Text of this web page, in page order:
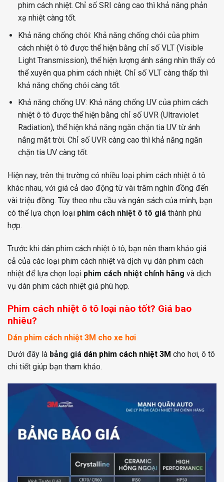
phim cách nhiệt. Chỉ số SRI càng cao thì khả năng phản
xạ nhiệt càng tốt.
Khả năng chống chói: Khả năng chống chói của phim
cách nhiệt ô tô được thể hiện bằng chỉ số VLT (Visible
Light Transmission), thể hiện lượng ánh sáng nhìn thấy có
thể xuyên qua phim cách nhiệt. Chỉ số VLT càng thấp thì
khả năng chống chói càng tốt.
Khả năng chống UV: Khả năng chống UV của phim cách
nhiệt ô tô được thể hiện bằng chỉ số UVR (Ultraviolet
Radiation), thể hiện khả năng ngăn chặn tia UV từ ánh
nắng mặt trời. Chỉ số UVR càng cao thì khả năng ngăn
chặn tia UV càng tốt.
Hiện nay, trên thị trường có nhiều loại phim cách nhiệt ô tô
khác nhau, với giá cả dao động từ vài trăm nghìn đồng đến
vài triệu đồng. Tùy theo nhu cầu và ngân sách của mình, bạn
có thể lựa chọn loại phim cách nhiệt ô tô giá thành phù
hợp.
Trước khi dán phim cách nhiệt ô tô, bạn nên tham khảo giá
cả của các loại phim cách nhiệt và dịch vụ dán phim cách
nhiệt để lựa chọn loại phim cách nhiệt chính hãng và dịch
vụ dán phim cách nhiệt giá phù hợp.
Phim cách nhiệt ô tô loại nào tốt? Giá bao
nhiêu?
Dán phim cách nhiệt 3M cho xe hơi
Dưới đây là bảng giá dán phim cách nhiệt 3M cho hơi, ô tô
chi tiết giúp bạn tham khảo.